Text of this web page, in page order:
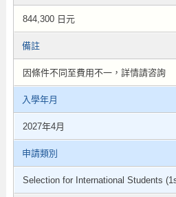
844,300 日元
備註
因條件不同至費用不一，詳情請咨詢
入學年月
2027年4月
申請類別
Selection for International Students